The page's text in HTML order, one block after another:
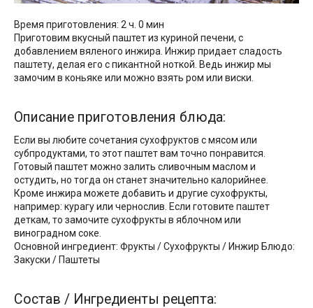
Время приготовления: 2 ч. 0 мин
Приготовим вкусный паштет из куриной печени, с
добавлением вяленого инжира. Инжир придает сладость
паштету, делая его с пикантной ноткой. Ведь инжир мы
замочим в коньяке или можно взять ром или виски.
Описание приготовления блюда:
Если вы любите сочетания сухофруктов с мясом или
субпродуктами, то этот паштет вам точно понравится.
Готовый паштет можно залить сливочным маслом и
остудить, но тогда он станет значительно калорийнее.
Кроме инжира можете добавить и другие сухофрукты,
например: курагу или чернослив. Если готовите паштет
деткам, то замочите сухофрукты в яблочном или
виноградном соке.
Основной ингредиент: Фрукты / Сухофрукты / Инжир Блюдо:
Закуски / Паштеты
Состав / Ингредиенты рецепта: